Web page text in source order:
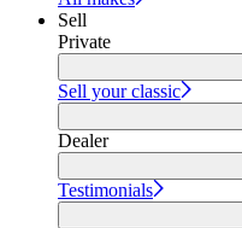
Sell
Private
Sell your classic
Dealer
Testimonials